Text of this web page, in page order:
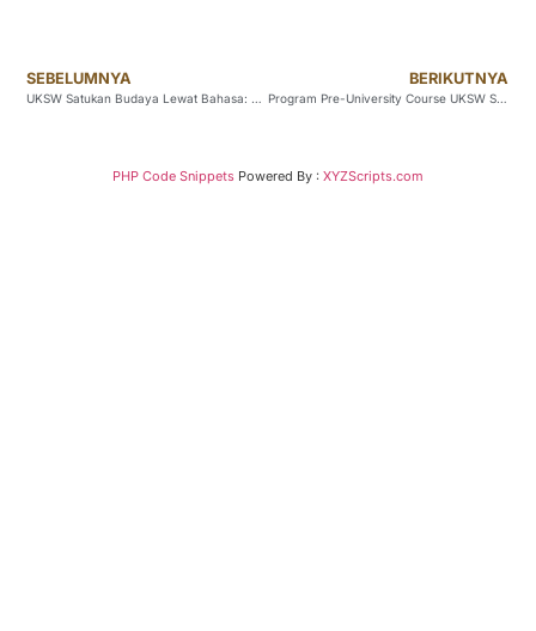
SEBELUMNYA
UKSW Satukan Budaya Lewat Bahasa: Mahasiswa Australia dan Indonesia Saling Belajar di Salatiga
BERIKUTNYA
Program Pre-University Course UKSW Siapkan Pemimpin Masa Depan Timor Leste
PHP Code Snippets Powered By : XYZScripts.com